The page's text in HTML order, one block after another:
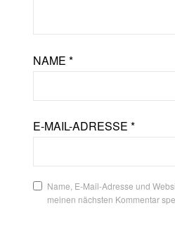
NAME*
E-MAIL-ADRESSE*
Name, E-Mail-Adresse und
meinen nächsten Kommentar